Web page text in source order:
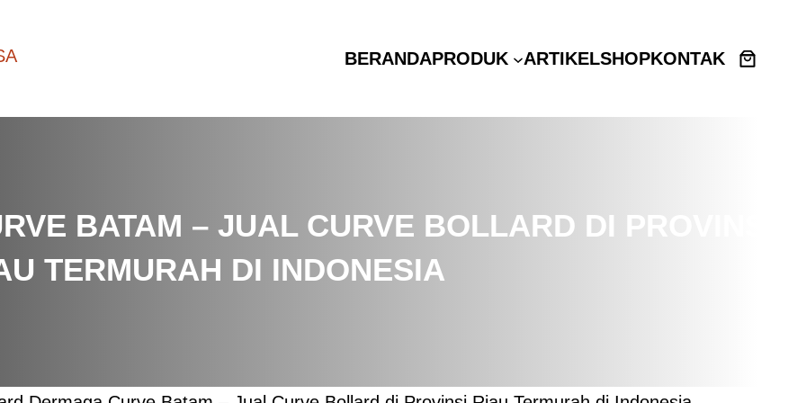
BERANDAPRODUK ARTIKELSHOPKONTAK
BATAM – JUAL CURVE BOLLARD DI PROVINSI
TERMURAH DI INDONESIA